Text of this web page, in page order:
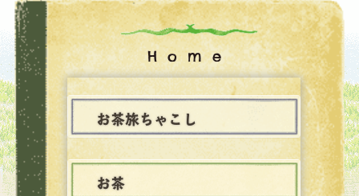
Home
お茶旅ちゃこし
お茶